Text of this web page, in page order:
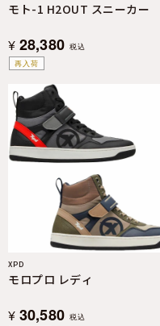
再入荷
モト-1 H2OUT スニーカー
¥ 28,380 税込
XPD
モロプロ レディ
¥ 30,580 税込